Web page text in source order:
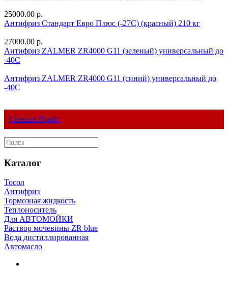
25000.00 р.
Антифриз Стандарт Евро Плюс (-27С) (красный) 210 кг
27000.00 р.
Антифриз ZALMER ZR4000 G11 (зеленый) универсальный до
-40С
Антифриз ZALMER ZR4000 G11 (синий) универсальный до
-40С
Скачать Прайс
Каталог
Тосол
Антифриз
Тормозная жидкость
Теплоноситель
Для АВТОМОЙКИ
Раствор мочевины ZR blue
Вода дистиллированная
Автомасло